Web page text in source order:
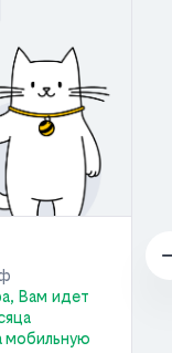
Вам идет
мобильную